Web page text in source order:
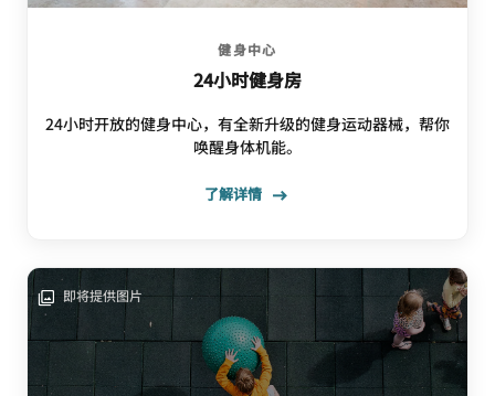
健身中心
24小时健身房
24小时开放的健身中心，有全新升级的健身运动器械，帮你
唤醒身体机能。
了解详情
即将提供图片